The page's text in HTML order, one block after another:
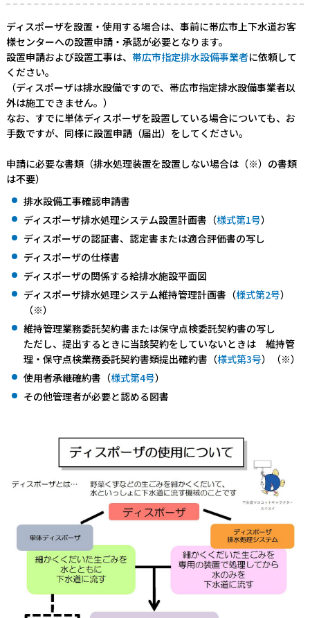
ディスポーザを設置・使用する場合は、事前に帯広市上下水道お客
様センターへの設置申請・承認が必要となります。
設置申請および設置工事は、 帯広市指定排水設備事業者に依頼して
ください。
（ディスポーザは排水設備ですので、帯広市指定排水設備事業者以
外は施工できません。）
なお、すでに単体ディスポーザを設置している場合についても、お
手数ですが、同様に設置申請（届出）をしてください。
申請に必要な書類（排水処理装置を設置しない場合は（※）の書類
は不要）
排水設備工事確認申請書
ディスポーザ排水処理システム設置計画書（様式第1号）
ディスポーザの認証書、認定書または適合評価書の写し
ディスポーザの仕様書
ディスポーザの関係する給排水施設平面図
ディスポーザ排水処理システム維持管理計画書（様式第2号）
（※）
維持管理業務委託契約書または保守点検委託契約書の写し
ただし、提出するときに当該契約をしていないときは 維持管
理・保守点検業務委託契約書類提出確約書（様式第3号）（※）
使用者承継確約書（様式第4号）
その他管理者が必要と認める図書